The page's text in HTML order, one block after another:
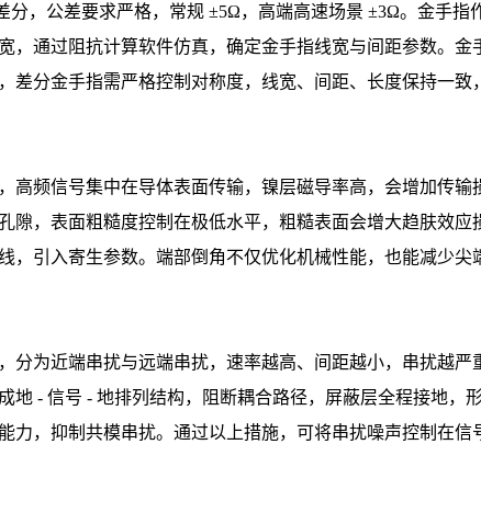
，公差要求严格，常规 ±5Ω，高端高速场景 ±3Ω。金手指
通过阻抗计算软件仿真，确定金手指线宽与间距参数。金
分金手指需严格控制对称度，线宽、间距、长度保持一致
频信号集中在导体表面传输，镍层磁导率高，会增加传输
，表面粗糙度控制在极低水平，粗糙表面会增大趋肤效应
引入寄生参数。端部倒角不仅优化机械性能，也能减少尖
为近端串扰与远端串扰，速率越高、间距越小，串扰越严
- 信号 - 地排列结构，阻断耦合路径，屏蔽层全程接地，
，抑制共模串扰。通过以上措施，可将串扰噪声控制在信